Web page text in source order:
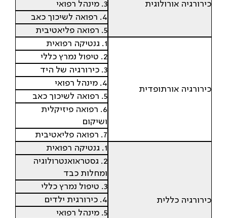
כירורגיה אורולוגית
3. מינהל רפואי
4. רפואה לשיכוך כאב
5. רפואה פליאטיבית
כירורגיה אורתופדית
1. גנטיקה רפואית
2. טיפול נמרץ כללי
3. כירורגיה של היד
4. מינהל רפואי
5. רפואה לשיכוך כאב
6. רפואה פיזיקלית
ושיקום
7. רפואה פליאטיבית
כירורגיה כללית
1. גנטיקה רפואית
2. גסטראואנטרולוגיה
ומחלות כבד
3. טיפול נמרץ כללי
4. כירורגית ילדים
5. מינהל רפואי